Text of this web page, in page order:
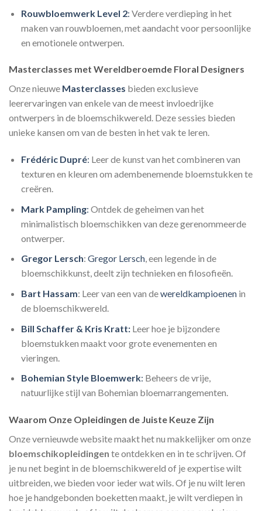
Rouwbloemwerk Level 2: Verdere verdieping in het
maken van rouwbloemen, met aandacht voor persoonlijke
en emotionele ontwerpen.
Masterclasses met Wereldberoemde Floral Designers
Onze nieuwe Masterclasses bieden exclusieve
leerervaringen van enkele van de meest invloedrijke
ontwerpers in de bloemschikwereld. Deze sessies bieden
unieke kansen om van de besten in het vak te leren.
Frédéric Dupré: Leer de kunst van het combineren van
texturen en kleuren om adembenemende bloemstukken te
creëren.
Mark Pampling: Ontdek de geheimen van het
minimalistisch bloemschikken van deze gerenommeerde
ontwerper.
Gregor Lersch: Gregor Lersch, een legende in de
bloemschikkunst, deelt zijn technieken en filosofieën.
Bart Hassam: Leer van een van dewereldkampioenenin
de bloemschikwereld.
Bill Schaffer & Kris Kratt:Leer hoe je bijzondere
bloemstukken maakt voor grote evenementen en
vieringen.
Bohemian Style Bloemwerk: Beheers de vrije,
natuurlijke stijl van Bohemian bloemarrangementen.
Waarom Onze Opleidingen de Juiste Keuze Zijn
Onze vernieuwde website maakt het nu makkelijker om onze
bloemschikopleidingen te ontdekken en in te schrijven. Of
je nu net begint in de bloemschikwereld of je expertise wilt
uitbreiden, we bieden voor ieder wat wils. Of je nu wilt leren
hoe je handgebonden boeketten maakt, je wilt verdiepen in